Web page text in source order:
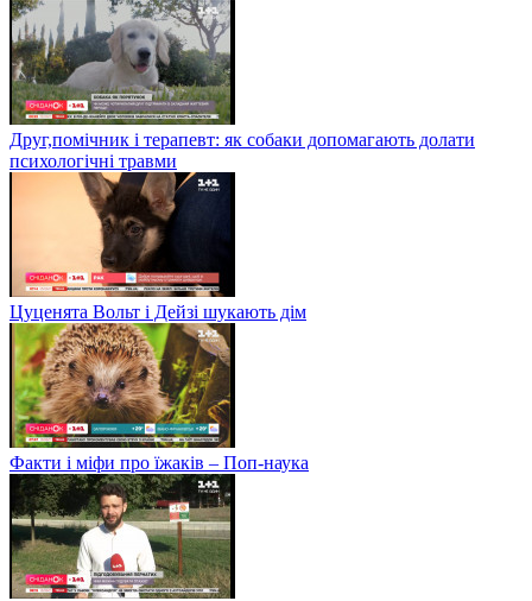
Друг,помічник і терапевт: як собаки допомагають долати
психологічні травми
Цуценята Вольт і Дейзі шукають дім
Факти і міфи про їжаків – Поп-наука